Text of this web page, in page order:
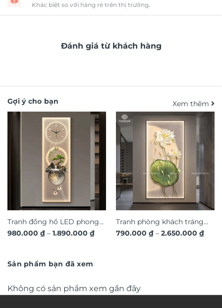
Khác biệt so với hàng rẻ trên thị trường.
Đánh giá từ khách hàng
Gợi ý cho bạn Xem thêm
Tranh đồng hồ LED phong
cảnh 3D nghệ thuật DG365
980.000 ₫ – 1.890.000 ₫Khoảng
Tranh phòng khách tráng
gương đèn LED đính đá pha
790.000 ₫ – 2.650.000 ₫
Sản phẩm bạn đã xem
Không có sản phẩm xem gần đây